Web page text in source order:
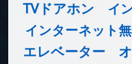
TVドアホン イ
インターネット
エレベーター